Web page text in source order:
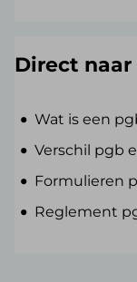
Direct naar
Wat is een
Verschil pgb
Formulieren
Reglement